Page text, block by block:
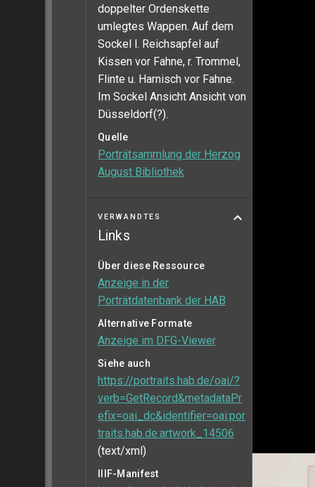
doppelter Ordenskette
umlegtes Wappen. Auf dem
Sockel l. Reichsapfel auf
Kissen vor Fahne, r. Trommel,
Flinte u. Harnisch vor Fahne.
Im Sockel Ansicht Ansicht von
Düsseldorf(?).
Quelle
Porträtsammlung der Herzog
August Bibliothek
VERWANDTES
Links
Über diese Ressource
Anzeige in der
Porträtdatenbank der HAB
Alternative Formate
Anzeige im DFG-Viewer
Siehe auch
https://portraits.hab.de/oai/?
verb=GetRecord&metadataPr
efix=oai_dc&identifier=oai:por
traits.hab.de:artwork_14506
(text/xml)
IIIF-Manifest